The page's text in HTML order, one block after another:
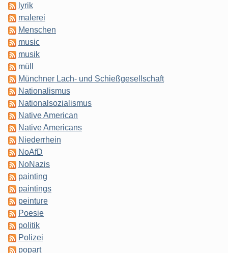
lyrik
malerei
Menschen
music
musik
müll
Münchner Lach- und Schießgesellschaft
Nationalismus
Nationalsozialismus
Native American
Native Americans
Niederrhein
NoAfD
NoNazis
painting
paintings
peinture
Poesie
politik
Polizei
popart